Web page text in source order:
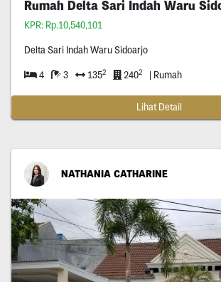
Rumah Delta Sari Indah Waru
KPR: Rp.10,540,101
Delta Sari Indah Waru Sidoarjo
4 3 1352 2402 | Rumah
Lihat Detail
NATHANIA CATHARINE